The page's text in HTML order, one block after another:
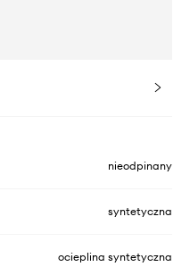
nieodpinany
syntetyczna
ocieplina syntetyczna